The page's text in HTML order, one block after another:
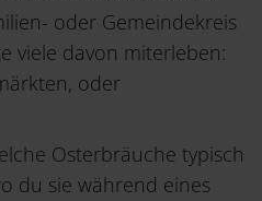
oder Gemeindekreis
viele davon miterleben:
oder
Osterbräuche typisch
du sie während eines